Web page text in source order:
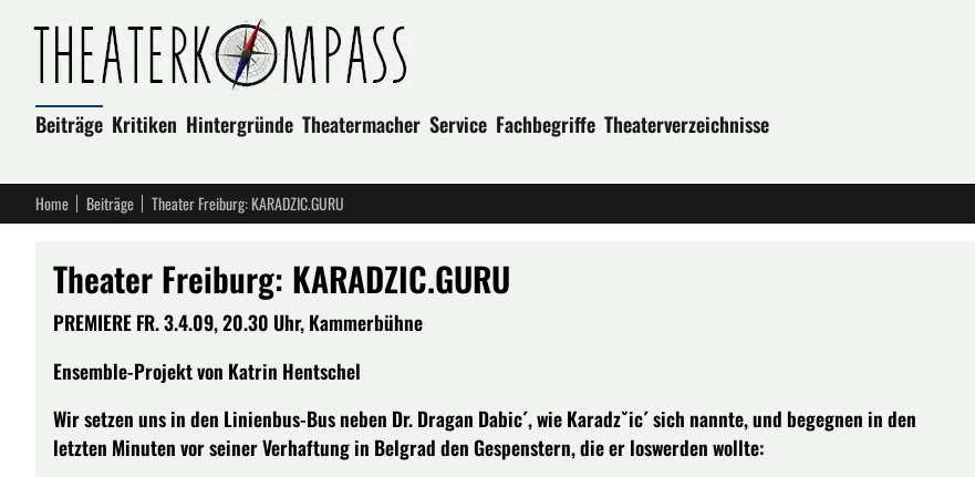
Beiträge Kritiken Hintergründe Theatermacher Service Fachbegriffe Theaterverzeichnisse
Home Beiträge Theater Freiburg: KARADZIC.GURU
Theater Freiburg: KARADZIC.GURU
PREMIERE FR. 3.4.09, 20.30 Uhr, Kammerbühne
Ensemble-Projekt von Katrin Hentschel
Wir setzen uns in den Linienbus-Bus neben Dr. Dragan Dabic´, wie Karadzˇic´ sich nannte, und begegnen in den
letzten Minuten vor seiner Verhaftung in Belgrad den Gespenstern, die er loswerden wollte: